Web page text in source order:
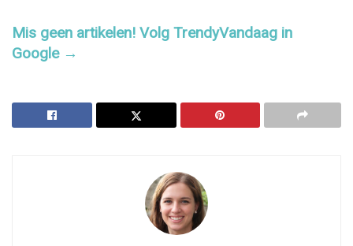
Mis geen artikelen! Volg TrendyVandaag in
Google →